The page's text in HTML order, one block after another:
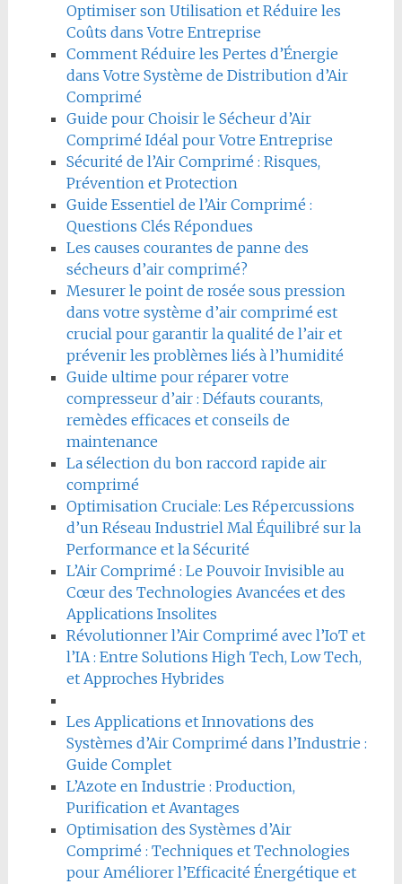
Optimiser son Utilisation et Réduire les
Coûts dans Votre Entreprise
Comment Réduire les Pertes d’Énergie
dans Votre Système de Distribution d’Air
Comprimé
Guide pour Choisir le Sécheur d’Air
Comprimé Idéal pour Votre Entreprise
Sécurité de l’Air Comprimé : Risques,
Prévention et Protection
Guide Essentiel de l’Air Comprimé :
Questions Clés Répondues
Les causes courantes de panne des
sécheurs d’air comprimé?
Mesurer le point de rosée sous pression
dans votre système d’air comprimé est
crucial pour garantir la qualité de l’air et
prévenir les problèmes liés à l’humidité
Guide ultime pour réparer votre
compresseur d’air : Défauts courants,
remèdes efficaces et conseils de
maintenance
La sélection du bon raccord rapide air
comprimé
Optimisation Cruciale: Les Répercussions
d’un Réseau Industriel Mal Équilibré sur la
Performance et la Sécurité
L’Air Comprimé : Le Pouvoir Invisible au
Cœur des Technologies Avancées et des
Applications Insolites
Révolutionner l’Air Comprimé avec l’IoT et
l’IA : Entre Solutions High Tech, Low Tech,
et Approches Hybrides
Les Applications et Innovations des
Systèmes d’Air Comprimé dans l’Industrie :
Guide Complet
L’Azote en Industrie : Production,
Purification et Avantages
Optimisation des Systèmes d’Air
Comprimé : Techniques et Technologies
pour Améliorer l’Efficacité Énergétique et